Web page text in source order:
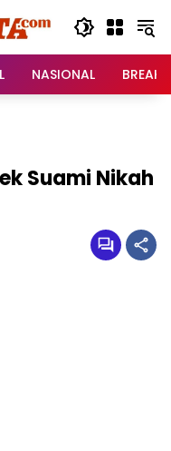
NASIONAL
Suami Nikah